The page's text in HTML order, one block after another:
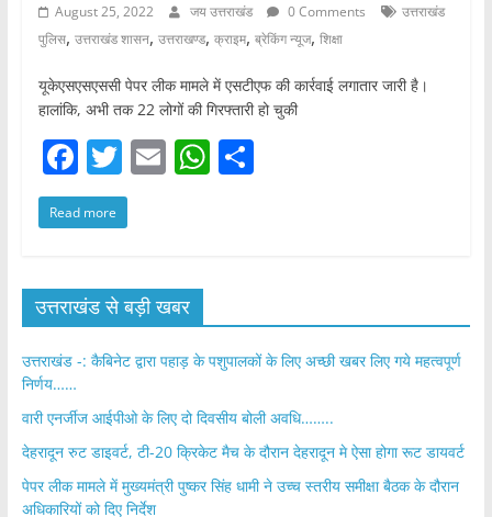
August 25, 2022 जय उत्तराखंड 0 Comments
उत्तराखंड
पुलिस, उत्तराखंड शासन, उत्तराखण्ड, क्राइम, ब्रेकिंग न्यूज, शिक्षा
यूकेएसएसएससी पेपर लीक मामले में एसटीएफ की कार्रवाई लगातार जारी है।
हालांकि, अभी तक 22 लोगों की गिरफ्तारी हो चुकी
F
a
c
b
o
o
k
T
w
itt
E W
p
p
S
Read more
उत्तराखंड से बड़ी खबर
उत्तराखंड -: कैबिनेट द्वारा पहाड़ के पशुपालकों के लिए अच्छी खबर लिए गये महत्वपूर्ण
निर्णय……
वारी एनर्जीज आईपीओ के लिए दो दिवसीय बोली अवधि……..
देहरादून रुट डाइवर्ट, टी-20 क्रिकेट मैच के दौरान देहरादून मे ऐसा होगा रूट डायवर्ट
पेपर लीक मामले में मुख्यमंत्री पुष्कर सिंह धामी ने उच्च स्तरीय समीक्षा बैठक के दौरान
अधिकारियों को दिए निर्देश